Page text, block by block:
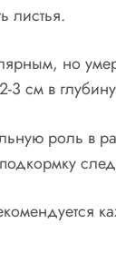
листья.
но
3 см в
роль в